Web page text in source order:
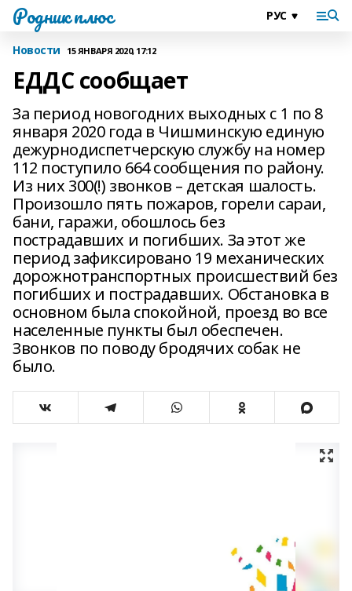
Родник плюс
Новости 15 ЯНВАРЯ 2020, 17:12
ЕДДС сообщает
За период новогодних выходных с 1 по 8
января 2020 года в Чишминскую единую
дежурно­диспетчерскую службу на номер
112 поступило 664 сообщения по району.
Из них 300(!) звонков – детская шалость.
Произошло пять пожаров, горели сараи,
бани, гаражи, обошлось без
пострадавших и погибших. За этот же
период зафиксировано 19 механических
дорожно­транспортных происшествий без
погибших и пострадавших. Обстановка в
основном была спокойной, проезд во все
населенные пункты был обеспечен.
Звонков по поводу бродячих собак не
было.